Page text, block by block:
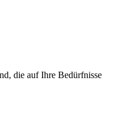
die auf Ihre Bedürfnisse